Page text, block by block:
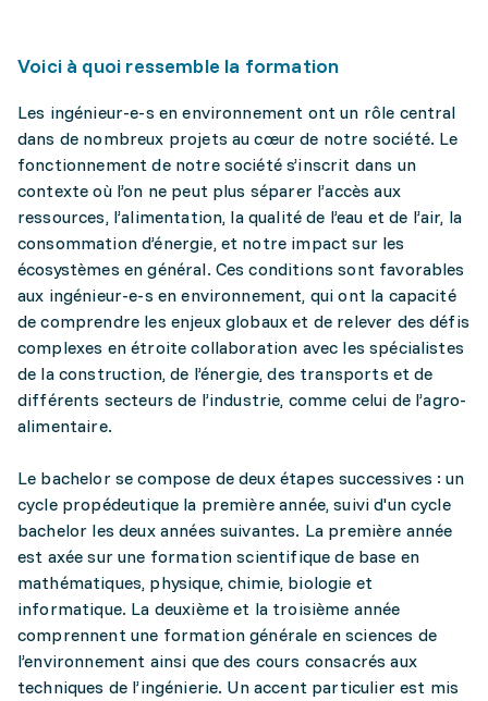
Voici à quoi ressemble la formation
Les ingénieur-e-s en environnement ont un rôle central
dans de nombreux projets au cœur de notre société. Le
fonctionnement de notre société s’inscrit dans un
contexte où l’on ne peut plus séparer l’accès aux
ressources, l’alimentation, la qualité de l’eau et de l’air, la
consommation d’énergie, et notre impact sur les
écosystèmes en général. Ces conditions sont favorables
aux ingénieur-e-s en environnement, qui ont la capacité
de comprendre les enjeux globaux et de relever des défis
complexes en étroite collaboration avec les spécialistes
de la construction, de l’énergie, des transports et de
différents secteurs de l’industrie, comme celui de l’agro-
alimentaire.
Le bachelor se compose de deux étapes successives : un
cycle propédeutique la première année, suivi d'un cycle
bachelor les deux années suivantes. La première année
est axée sur une formation scientifique de base en
mathématiques, physique, chimie, biologie et
informatique. La deuxième et la troisième année
comprennent une formation générale en sciences de
l’environnement ainsi que des cours consacrés aux
techniques de l’ingénierie. Un accent particulier est mis